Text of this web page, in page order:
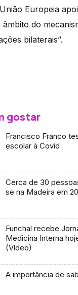
Europeia
do
bilaterais”.
gostar
Francisco Franco
escolar à Covid
Cerca de 30
se na Madeira em
Funchal recebe
Medicina Interna
(Vídeo)
A importância de